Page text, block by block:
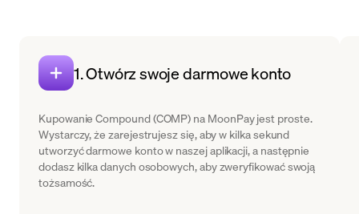
1. Otwórz swoje darmowe konto
Kupowanie Compound (COMP) na MoonPay jest proste.
Wystarczy, że zarejestrujesz się, aby w kilka sekund
utworzyć darmowe konto w naszej aplikacji, a następnie
dodasz kilka danych osobowych, aby zweryfikować swoją
tożsamość.